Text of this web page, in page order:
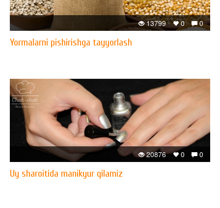
0
0
13799
Yormalarni pishirishga tayyorlash
0
0
20876
Uy sharoitida manikyur qilamiz